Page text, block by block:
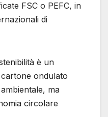
FSC o PEFC, in
di
è un
ondulato
ma
circolare